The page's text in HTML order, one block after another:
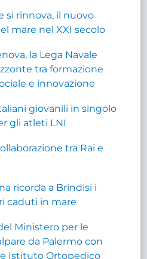
si rinnova, il nuovo
mare nel XXI secolo
la Lega Navale
tra formazione
e innovazione
giovanili in singolo
gli atleti LNI
tra Rai e
ricorda a Brindisi i
caduti in mare
Ministero per le
da Palermo con
e Istituto Ortopedico